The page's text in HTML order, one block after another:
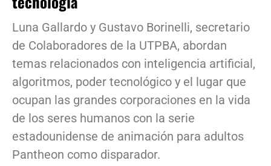
Luna Gallardo y Gustavo Borinelli, secretario
de Colaboradores de la UTPBA, abordan
temas relacionados con inteligencia artificial,
algoritmos, poder tecnológico y el lugar que
ocupan las grandes corporaciones en la vida
de los seres humanos con la serie
estadounidense de animación para adultos
Pantheon como disparador.